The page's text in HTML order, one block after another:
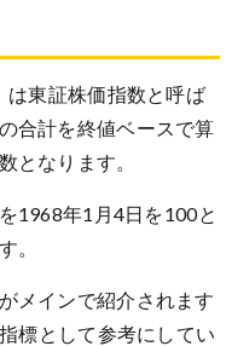
は東証株価指数と呼ば
合計を終値ベースで算
となります。
1968年1月4日を100と
。
メインで紹介されます
標として参考にしてい